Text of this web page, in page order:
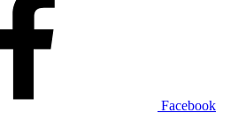
Facebook